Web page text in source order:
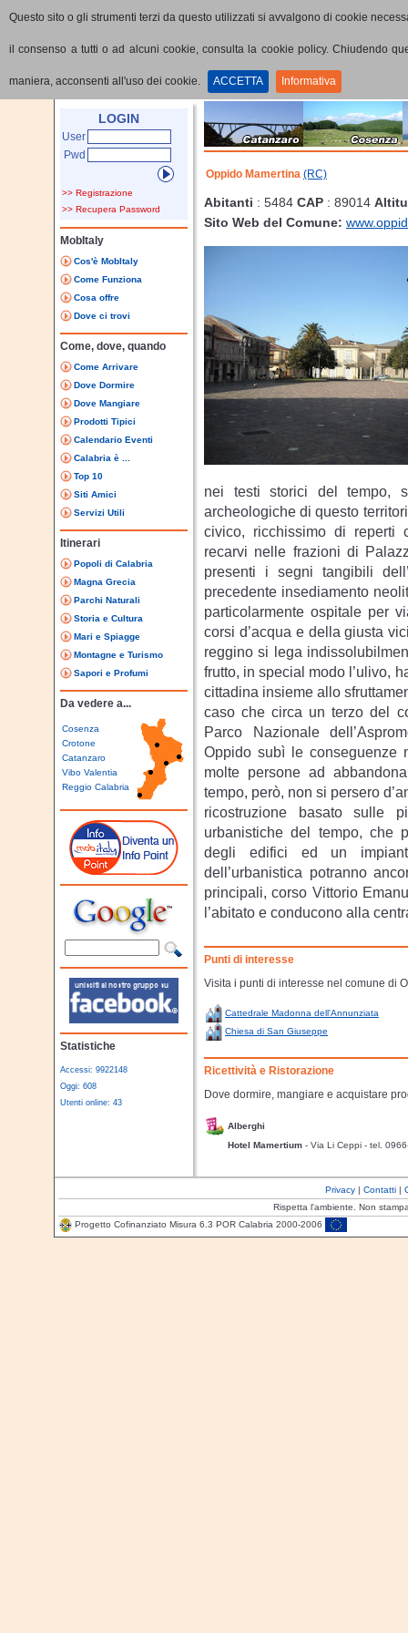
Questo sito o gli strumenti terzi da questo utilizzati si avvalgono di cookie
il consenso a tutti o ad alcuni cookie, consulta la cookie policy. Chiudendo
maniera, acconsenti all'uso dei cookie. ACCETTA Informativa
LOGIN
User
Pwd
>> Registrazione
>> Recupera Password
MobItaly
Cos'è MobItaly
Come Funziona
Cosa offre
Dove ci trovi
Come, dove, quando
Come Arrivare
Dove Dormire
Dove Mangiare
Prodotti Tipici
Calendario Eventi
Calabria è ...
Top 10
Siti Amici
Servizi Utili
Itinerari
Popoli di Calabria
Magna Grecia
Parchi Naturali
Storia e Cultura
Mari e Spiagge
Montagne e Turismo
Sapori e Profumi
Da vedere a...
Cosenza
Crotone
Catanzaro
Vibo Valentia
Reggio Calabria
Statistiche
Accessi: 9922148
Oggi: 608
Utenti online: 43
Oppido Mamertina (RC)
Abitanti : 5484 CAP : 89014
Sito Web del Comune:
nei testi storici del tempo,
archeologiche di questo
civico, ricchissimo di reperti
recarvi nelle frazioni di
presenti i segni tangibili
precedente insediamento
particolarmente ospitale per
corsi d’acqua e della giusta
reggino si lega
frutto, in special modo l’ulivo,
cittadina insieme allo
caso che circa un terzo del
Parco Nazionale
Oppido subì le conseguenze
molte persone ad
tempo, però, non si persero
ricostruzione basato sulle
urbanistiche del tempo, che
degli edifici ed un
dell’urbanistica potranno
principali, corso Vittorio
l’abitato e conducono alla
Punti di interesse
Visita i punti di interesse nel comune di
Cattedrale Madonna dell'Annunziata
Chiesa di San Giuseppe
Ricettività e Ristorazione
Dove dormire, mangiare e acquistare
Alberghi
Hotel Mamertium - Via Li Ceppi - tel.
Privacy| Contatti|
Rispetta l'ambiente. Non
Progetto Cofinanziato Misura 6.3 POR Calabria 2000-2006